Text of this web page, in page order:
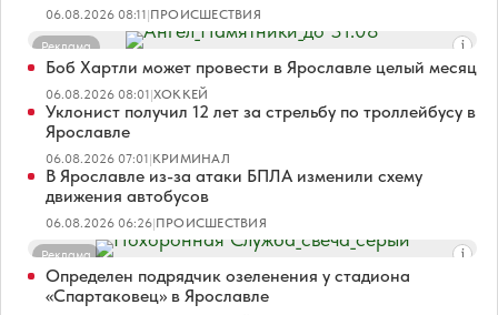
06.08.2026 08:11|ПРОИСШЕСТВИЯ
Реклама
Боб Хартли может провести в Ярославле целый месяц
06.08.2026 08:01|ХОККЕЙ
Уклонист получил 12 лет за стрельбу по троллейбусу в
Ярославле
06.08.2026 07:01|КРИМИНАЛ
В Ярославле из-за атаки БПЛА изменили схему
движения автобусов
06.08.2026 06:26|ПРОИСШЕСТВИЯ
Реклама
Определен подрядчик озеленения у стадиона
«Спартаковец» в Ярославле